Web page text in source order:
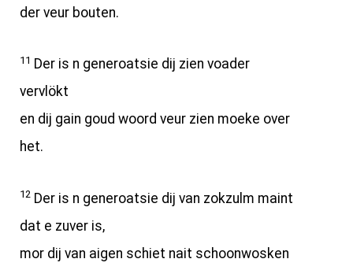
der veur bouten.
11 Der is n generoatsie dij zien voader
vervlökt
en dij gain goud woord veur zien moeke over
het.
12 Der is n generoatsie dij van zokzulm maint
dat e zuver is,
mor dij van aigen schiet nait schoonwosken